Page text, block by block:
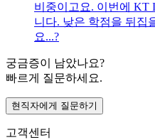
비중이고요. 이번에 KT
니다. 낮은 학점을 뒤집
요...?
궁금증이 남았나요?
빠르게 질문하세요.
현직자에게 질문하기
고객센터